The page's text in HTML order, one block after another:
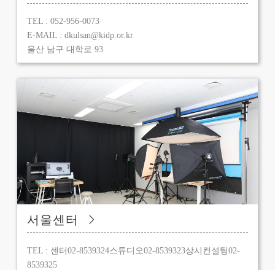
TEL : 052-956-0073
E-MAIL : dkulsan@kidp.or.kr
울산 남구 대학로 93
서울센터
TEL : 센터02-8539324스튜디오02-8539323상시컨설팅02-
8539325